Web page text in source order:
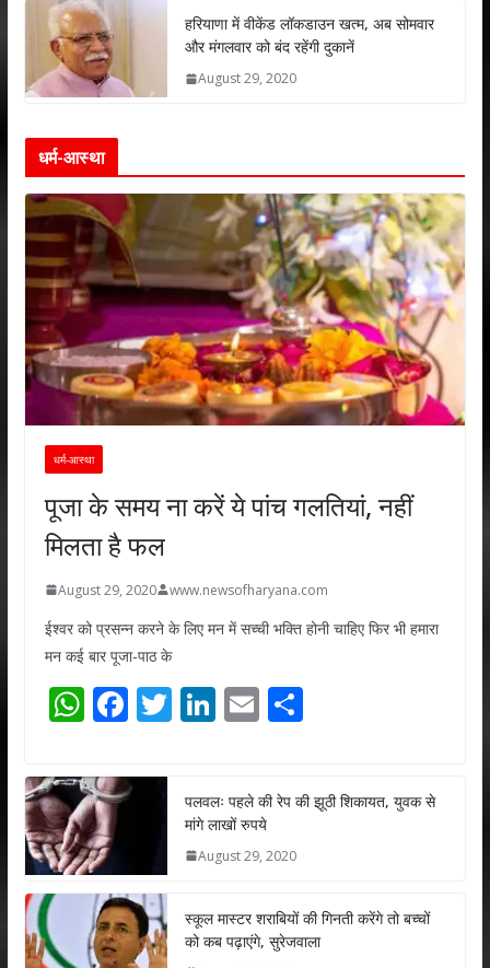
हरियाणा में वीकेंड लॉकडाउन खत्म, अब सोमवार
और मंगलवार को बंद रहेंगी दुकानें
August 29, 2020
धर्म-आस्था
धर्म-आस्था
पूजा के समय ना करें ये पांच गलतियां, नहीं
मिलता है फल
August 29, 2020 www.newsofharyana.com
ईश्वर को प्रसन्न करने के लिए मन में सच्ची भक्ति होनी चाहिए फिर भी हमारा
मन कई बार पूजा-पाठ के
W
at
s
A
p
p
F
e
b
o
k
T
er
Li
e
dI
n
E
l
S
e
पलवलः पहले की रेप की झूठी शिकायत, युवक से
मांगे लाखों रुपये
August 29, 2020
स्कूल मास्टर शराबियों की गिनती करेंगे तो बच्चों
को कब पढ़ाएंगे, सुरेजवाला